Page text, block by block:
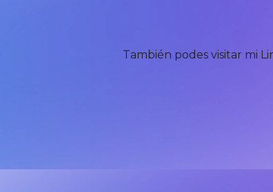
También podes visitar mi